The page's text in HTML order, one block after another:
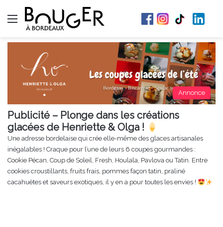
Menu
Annonce
Publicité – Plonge dans les créations
glacées de Henriette & Olga !
Une adresse bordelaise qui crée elle-même des glaces artisanales
inégalables ! Craque pour l’une de leurs 6 coupes gourmandes :
Cookie Pécan, Coup de Soleil, Fresh, Houlala, Pavlova ou Tatin. Entre
cookies croustillants, fruits frais, pommes façon tatin, praliné
cacahuètes et saveurs exotiques, il y en a pour toutes les envies !